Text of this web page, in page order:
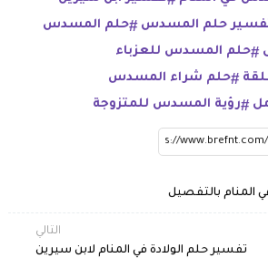
حلم المسدس
حلم المسدس
حلم المسدس للعزباء
حلم شراء المسدس
رؤية المسدس للمتزوجة
المنام بالتفصيل
التالي
تفسير حلم الولادة في المنام لابن سيرين